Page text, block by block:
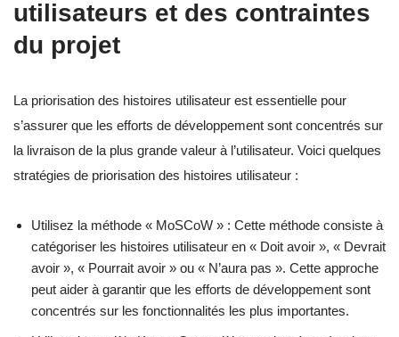
utilisateurs et des contraintes
du projet
La priorisation des histoires utilisateur est essentielle pour
s’assurer que les efforts de développement sont concentrés sur
la livraison de la plus grande valeur à l’utilisateur. Voici quelques
stratégies de priorisation des histoires utilisateur :
Utilisez la méthode « MoSCoW » : Cette méthode consiste à
catégoriser les histoires utilisateur en « Doit avoir », « Devrait
avoir », « Pourrait avoir » ou « N’aura pas ». Cette approche
peut aider à garantir que les efforts de développement sont
concentrés sur les fonctionnalités les plus importantes.